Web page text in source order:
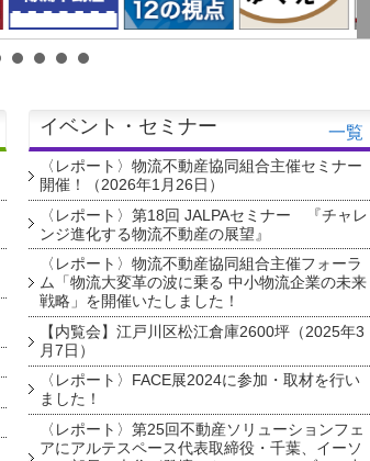
イベント・セミナー 一覧
〈レポート〉物流不動産協同組合主催セミナー
開催！（2026年1月26日）
〈レポート〉第18回 JALPAセミナー 『チャレ
ンジ進化する物流不動産の展望』
〈レポート〉物流不動産協同組合主催フォーラ
ム「物流大変革の波に乗る 中小物流企業の未来
戦略」を開催いたしました！
【内覧会】江戸川区松江倉庫2600坪（2025年3
月7日）
〈レポート〉FACE展2024に参加・取材を行い
ました！
〈レポート〉第25回不動産ソリューションフェ
アにアルテスペース代表取締役・千葉、イーソ